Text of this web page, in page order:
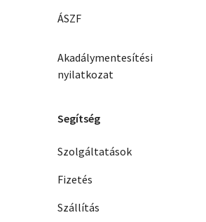
ÁSZF
Akadálymentesítési
nyilatkozat
Segítség
Szolgáltatások
Fizetés
Szállítás